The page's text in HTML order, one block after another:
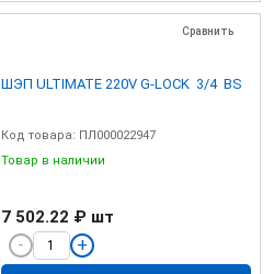
Сравнить
ШЭП ULTIMATE 220V G-LOCK 3/4 BS
Код товара: ПЛ000022947
Товар в наличии
7 502.22 ₽ шт